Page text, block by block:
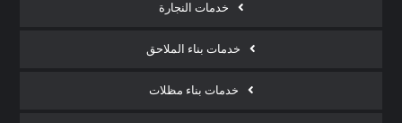
خدمات النجارة
خدمات بناء الملاحق
خدمات بناء مظلات